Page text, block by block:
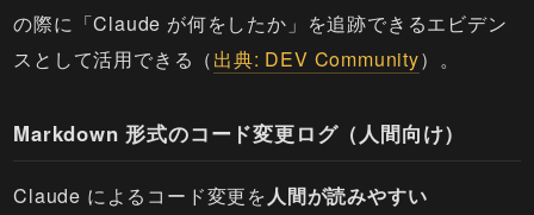
の際に「Claude が何をしたか」を追跡できるエビデン
スとして活用できる（出典: DEV Community）。
Markdown 形式のコード変更ログ（人間向け）
Claude によるコード変更を人間が読みやすい